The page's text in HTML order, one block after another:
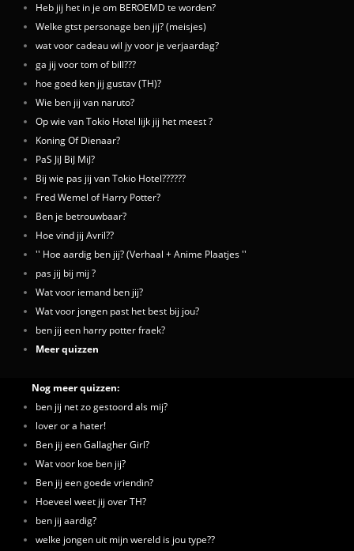
Heb jij het in je om BEROEMD te worden?
Welke gtst personage ben jij? (meisjes)
wat voor cadeau wil jy voor je verjaardag?
ga jij voor tom of bill???
hoe goed ken jij gustav (TH)?
Wie ben jij van naruto?
Op wie van Tokio Hotel lijk jij het meest ?
Koning Of Dienaar?
PaS JiJ BiJ MiJ?
Bij wie pas jij van Tokio Hotel??????
Fred Wemel of Harry Potter?
Ben je betrouwbaar?
Hoe vind jij Avril??
'' Hoe aardig ben jij? (Verhaal + Anime Plaatjes ''
pas jij bij mij ?
Wat voor iemand ben jij?
Wat voor jongen past het best bij jou?
ben jij een harry potter fraek?
Meer quizzen
Nog meer quizzen:
ben jij net zo gestoord als mij?
lover or a hater!
Ben jij een Gallagher Girl?
Wat voor koe ben jij?
Ben jij een goede vriendin?
Hoeveel weet jij over TH?
ben jij aardig?
welke jongen uit mijn wereld is jou type??